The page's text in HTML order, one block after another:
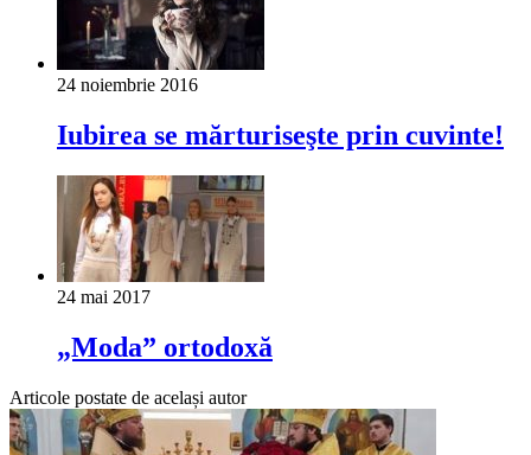
24 noiembrie 2016
Iubirea se mărturiseşte prin cuvinte!
24 mai 2017
„Moda” ortodoxă
Articole postate de același autor